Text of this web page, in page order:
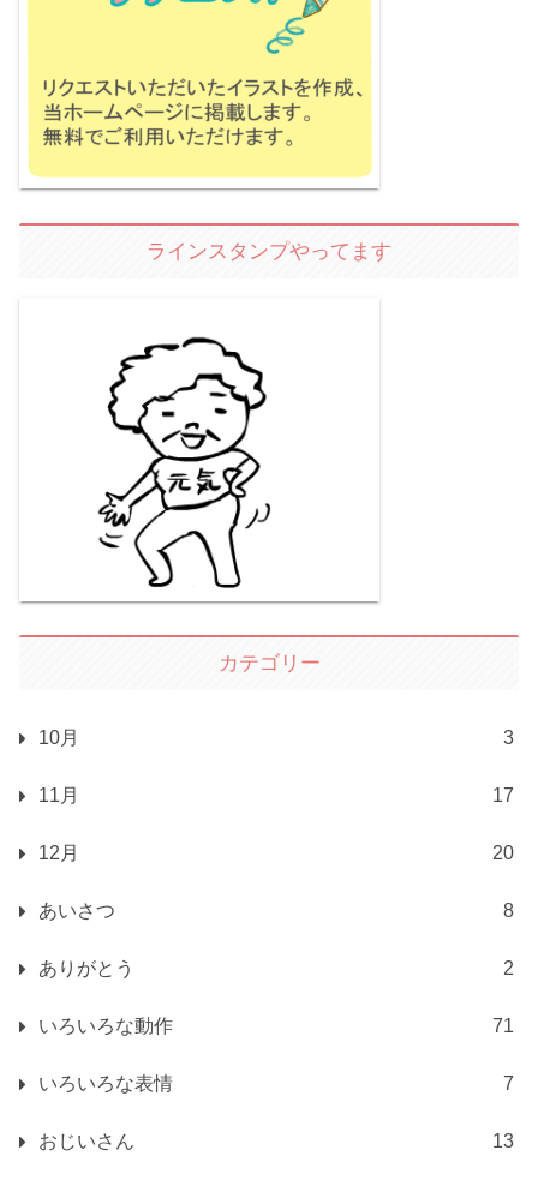
ラインスタンプやってます
カテゴリー
10月 3
11月 17
12月 20
あいさつ 8
ありがとう 2
いろいろな動作 71
いろいろな表情 7
おじいさん 13